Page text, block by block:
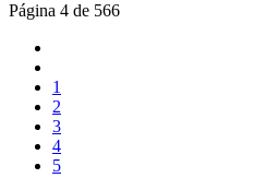
Página 4 de 566
1
2
3
4
5